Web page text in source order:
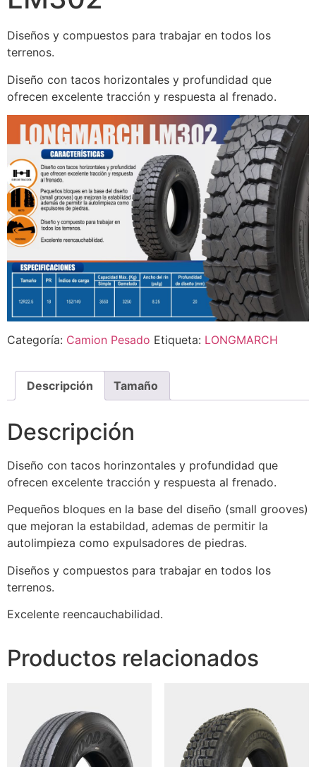
Diseños y compuestos para trabajar en todos los
terrenos.
Diseño con tacos horizontales y profundidad que
ofrecen excelente tracción y respuesta al frenado.
Categoría: Camion Pesado Etiqueta: LONGMARCH
Descripción Tamaño
Descripción
Diseño con tacos horinzontales y profundidad que
ofrecen excelente tracción y respuesta al frenado.
Pequeños bloques en la base del diseño (small grooves)
que mejoran la estabildad, ademas de permitir la
autolimpieza como expulsadores de piedras.
Diseños y compuestos para trabajar en todos los
terrenos.
Excelente reencauchabilidad.
Productos relacionados